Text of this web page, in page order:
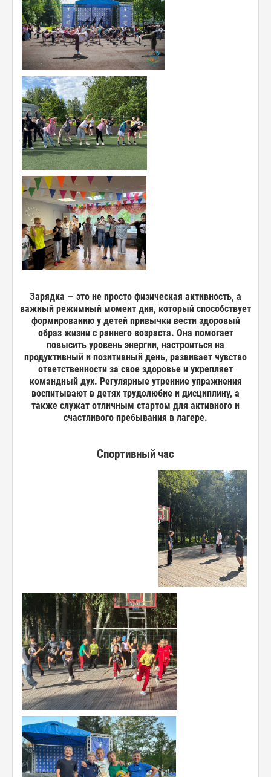
Зарядка — это не просто физическая активность, а
важный режимный момент дня, который способствует
формированию у детей привычки вести здоровый
образ жизни с раннего возраста. Она помогает
повысить уровень энергии, настроиться на
продуктивный и позитивный день, развивает чувство
ответственности за свое здоровье и укрепляет
командный дух. Регулярные утренние упражнения
воспитывают в детях трудолюбие и дисциплину, а
также служат отличным стартом для активного и
счастливого пребывания в лагере.
Спортивный час